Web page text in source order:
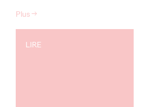
Plus→
LIRE